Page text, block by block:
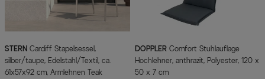
STERN
silber/taupe, Edelstahl/Textil, ca.
61x57x92 cm, Armlehnen Teak
DOPPLER
Hochlehner, anthrazit, Polyester, 120 x
50 x 7 cm